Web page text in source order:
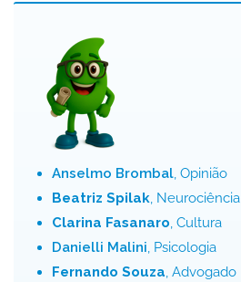
Anselmo Brombal, Opinião
Beatriz Spilak, Neurociência
Clarina Fasanaro, Cultura
Danielli Malini, Psicologia
Fernando Souza, Advogado